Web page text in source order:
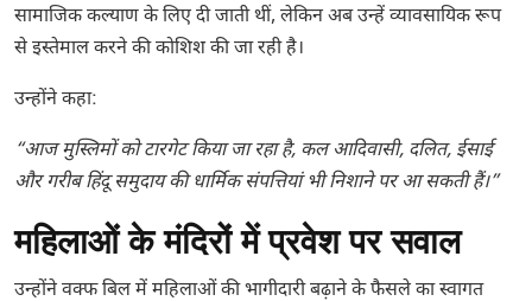
सामाजिक कल्याण के लिए दी जाती थीं, लेकिन अब उन्हें व्यावसायिक रूप
से इस्तेमाल करने की कोशिश की जा रही है।
उन्होंने कहा:
“आज मुस्लिमों को टारगेट किया जा रहा है, कल आदिवासी, दलित, ईसाई
और गरीब हिंदू समुदाय की धार्मिक संपत्तियां भी निशाने पर आ सकती हैं।”
महिलाओं के मंदिरों में प्रवेश पर सवाल
उन्होंने वक्फ बिल में महिलाओं की भागीदारी बढ़ाने के फैसले का स्वागत